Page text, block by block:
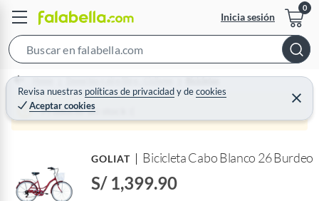
Inicia sesión
e
a
c
B
a
r
Revisa nuestras políticas de privacidadydecookies
Aceptar cookies
C
e
r
Home Deportes y aire libre - Ciclismo Bicicletas
Producto sin stock :(
GOLIAT Bicicleta Cabo Blanco 26 Burdeo
S/ 1,399.90